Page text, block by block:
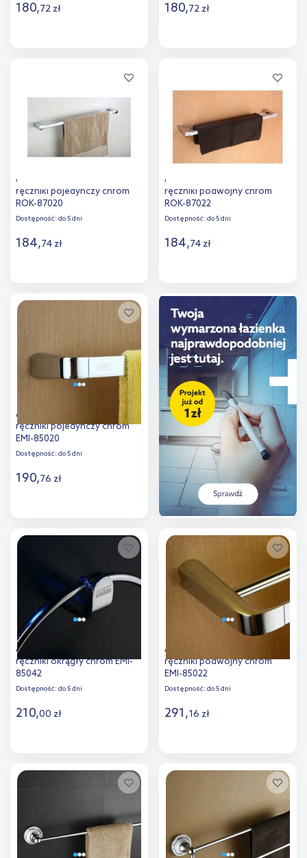
180,72 zł
porównania
180,72 zł
Art Platino Rok wieszak na
ręczniki pojedynczy chrom
ROK-87020
Dostępność: do 5 dni
184,74 zł
Art Platino Rok wieszak na
ręczniki podwójny chrom
ROK-87022
Dostępność: do 5 dni
184,74 zł
Dodaj do
porównania
Art Platino Emira wieszak na
ręczniki pojedynczy chrom
EMI-85020
Dostępność: do 5 dni
190,76 zł
porównania
Art Platino Emira wieszak na
ręczniki okrągły chrom EMI-
85042
Dostępność: do 5 dni
210,00 zł
Art Platino Emira wieszak na
ręczniki podwójny chrom
EMI-85022
Dostępność: do 5 dni
291,16 zł
porównania